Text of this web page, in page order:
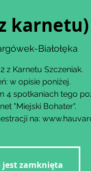
karnetu)
Białołęka
z Karnetu Szczeniak.
w opisie poniżej.
4 spotkaniach tego
"Miejski Bohater".
na:
jest zamknięta